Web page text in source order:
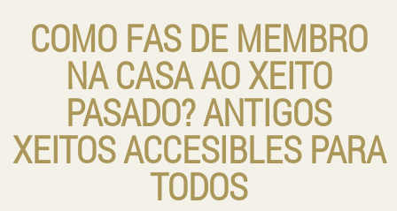
COMO FAS DE MEMBRO
NA CASA AO XEITO
PASADO? ANTIGOS
XEITOS ACCESIBLES PARA
TODOS